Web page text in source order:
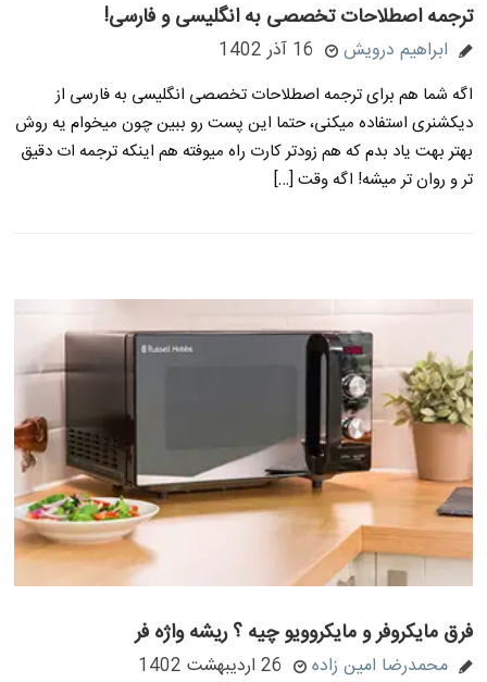
ترجمه اصطلاحات تخصصی به انگلیسی و فارسی!
ابراهیم درویش 16 آذر 1402
اگه شما هم برای ترجمه اصطلاحات تخصصی انگلیسی به فارسی از
دیکشنری استفاده میکنی، حتما این پست رو ببین چون میخوام یه روش
بهتر بهت یاد بدم که هم زودتر کارت راه میوفته هم اینکه ترجمه ات دقیق
تر و روان تر میشه! اگه وقت […]
فرق مایکروفر و مایکروویو چیه ؟ ریشه واژه فر
محمدرضا امین زاده 26 اردیبهشت 1402